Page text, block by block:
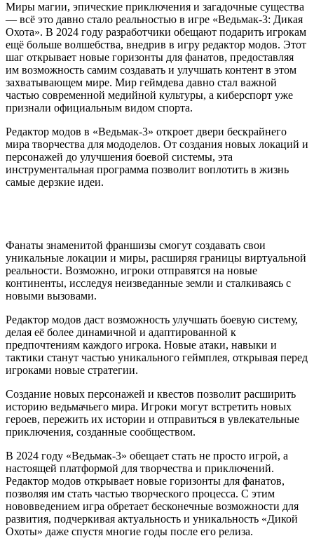
Миры магии, эпические приключения и загадочные существа
— всё это давно стало реальностью в игре «Ведьмак-3: Дикая
Охота». В 2024 году разработчики обещают подарить игрокам
ещё больше волшебства, внедрив в игру редактор модов. Этот
шаг открывает новые горизонты для фанатов, предоставляя
им возможность самим создавать и улучшать контент в этом
захватывающем мире. Мир геймдева давно стал важной
частью современной медийной культуры, а киберспорт уже
признали официальным видом спорта.
Редактор модов в «Ведьмак-3» откроет двери бескрайнего
мира творчества для мододелов. От создания новых локаций и
персонажей до улучшения боевой системы, эта
инструментальная программа позволит воплотить в жизнь
самые дерзкие идеи.
Фанаты знаменитой франшизы смогут создавать свои
уникальные локации и миры, расширяя границы виртуальной
реальности. Возможно, игроки отправятся на новые
континенты, исследуя неизведанные земли и сталкиваясь с
новыми вызовами.
Редактор модов даст возможность улучшать боевую систему,
делая её более динамичной и адаптированной к
предпочтениям каждого игрока. Новые атаки, навыки и
тактики станут частью уникального геймплея, открывая перед
игроками новые стратегии.
Создание новых персонажей и квестов позволит расширить
историю ведьмачьего мира. Игроки могут встретить новых
героев, пережить их истории и отправиться в увлекательные
приключения, созданные сообществом.
В 2024 году «Ведьмак-3» обещает стать не просто игрой, а
настоящей платформой для творчества и приключений.
Редактор модов открывает новые горизонты для фанатов,
позволяя им стать частью творческого процесса. С этим
нововведением игра обретает бесконечные возможности для
развития, подчеркивая актуальность и уникальность «Дикой
Охоты» даже спустя многие годы после его релиза.